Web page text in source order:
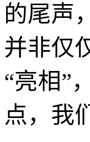
的尾声
并非仅
“亮相”
点，我